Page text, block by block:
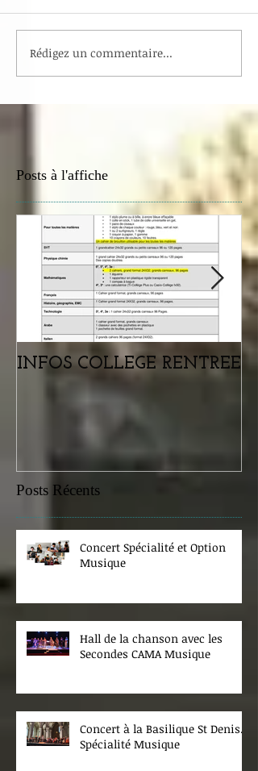
Rédigez un commentaire...
Posts à l'affiche
INFOS COLLEGE RENTREE
Posts Récents
Concert Spécialité et Option
Musique
Hall de la chanson avec les
Secondes CAMA Musique
Concert à la Basilique St Denis.
Spécialité Musique